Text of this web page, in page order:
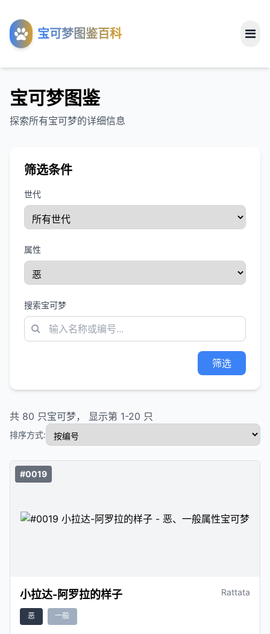
宝可梦图鉴百科
工具
关于
宝可梦图鉴
探索所有宝可梦的详细信息
筛选条件
世代
属性
搜索宝可梦
筛选
共 80 只宝可梦， 显示第 1-20 只
排序方式:
#0019
小拉达-阿罗拉的样子 Rattata
恶 一般